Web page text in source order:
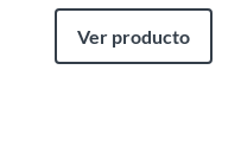
Ver producto